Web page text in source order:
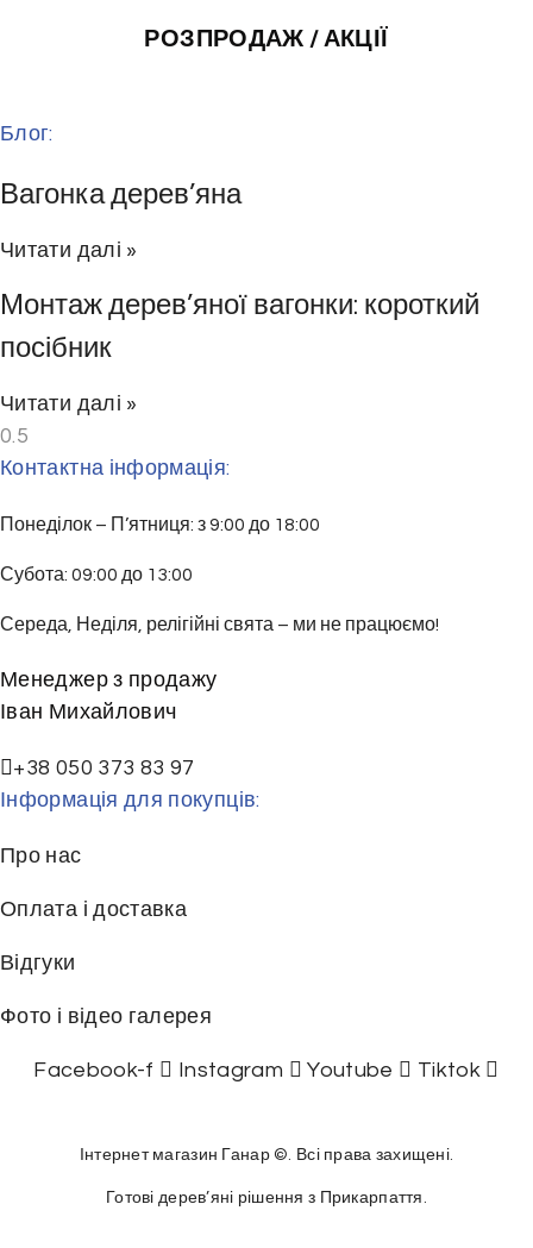
РОЗПРОДАЖ / АКЦІЇ
Блог:
Вагонка дерев’яна
Читати далі »
Монтаж дерев’яної вагонки: короткий
посібник
Читати далі »
Контактна інформація:
Понеділок – П’ятниця: з 9:00 до 18:00
Субота: 09:00 до 13:00
Середа, Неділя, релігійні свята – ми не працюємо!
Менеджер з продажу
Іван Михайлович
+38 050 373 83 97
Інформація для покупців:
Про нас
Оплата і доставка
Відгуки
Фото і відео галерея
Facebook-f Instagram Youtube Tiktok
Інтернет магазин Ганар ©. Всі права захищені.
Готові дерев’яні рішення з Прикарпаття.